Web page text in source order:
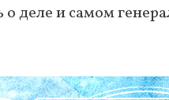
о деле и самом